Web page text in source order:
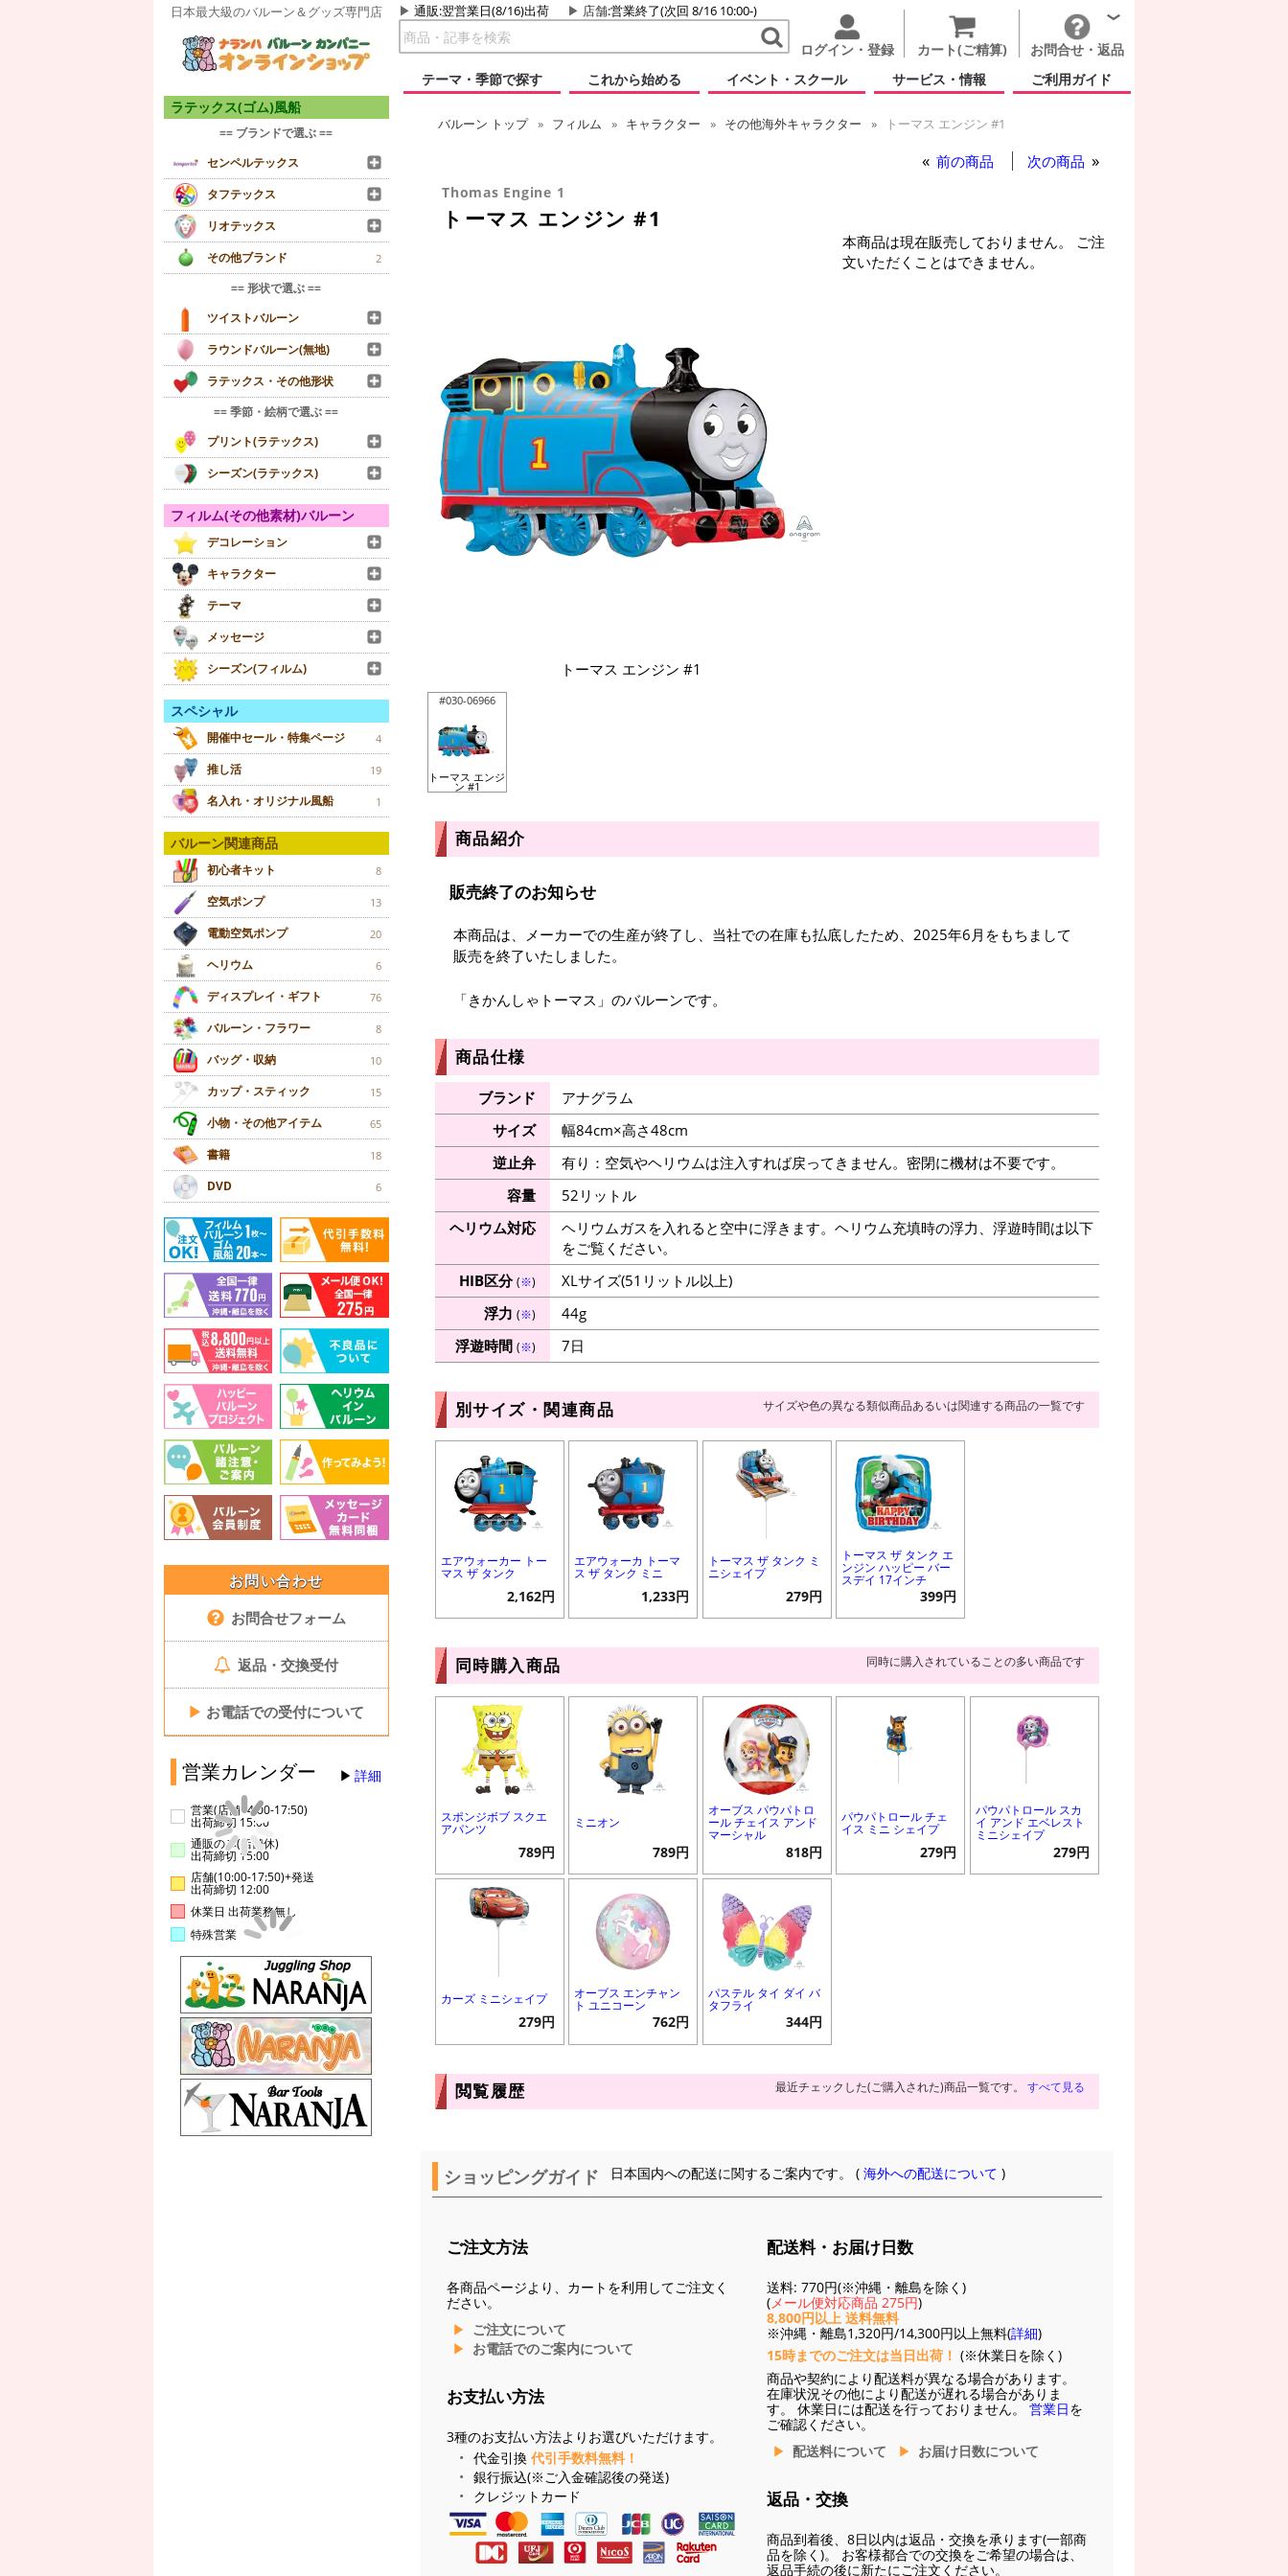
日本最大級のバルーン＆グッズ専門店 通販:翌営業日(8/16)出荷 店舗:営業終了(次回 8/16 10:00-)
ログイン・登録 カート(ご精算)
お問合せ・返品
テーマ・季節で探す
これから始める イベント・スクール サービス・情報 ご利用ガイド
ラテックス(ゴム)風船
== ブランドで選ぶ ==
センペルテックス
タフテックス
リオテックス
その他ブランド
2
== 形状で選ぶ ==
ツイストバルーン
ラウンドバルーン(無地)
ラテックス・その他形状
== 季節・絵柄で選ぶ ==
プリント(ラテックス)
シーズン(ラテックス)
フィルム(その他素材)バルーン
デコレーション
キャラクター
テーマ
メッセージ
シーズン(フィルム)
スペシャル
開催中セール・特集ページ 4
推し活 19
名入れ・オリジナル風船 1
バルーン関連商品
初心者キット 8
空気ポンプ 13
電動空気ポンプ 20
ヘリウム 6
ディスプレイ・ギフト 76
バルーン・フラワー 8
バッグ・収納 10
カップ・スティック 15
小物・その他アイテム 65
書籍 18
DVD 6
お問い合わせ
お問合せフォーム
返品・交換受付
▶ お電話での受付について
営業カレンダー 詳細
営業(店舗14:00-17:50)
出荷締切 15:00
通販のみ(店舗休)
出荷締切 15:00
店舗(10:00-17:50)+発送
出荷締切 12:00
休業日 出荷業務無し
特殊営業
バルーン トップ フィルム キャラクター その他海外キャラクター トーマス エンジン #1
前の商品 次の商品
Thomas Engine 1
トーマス エンジン #1
トーマス エンジン #1
#030-06966
トーマス エンジ
ン #1
本商品は現在販売しておりません。 ご注
文いただくことはできません。
商品紹介
販売終了のお知らせ
本商品は、メーカーでの生産が終了し、当社での在庫も払底したため、2025年6月をもちまして
販売を終了いたしました。
「きかんしゃトーマス」のバルーンです。
商品仕様
ブランド
アナグラム
サイズ
幅84cm×高さ48cm
逆止弁
有り：空気やヘリウムは注入すれば戻ってきません。密閉に機材は不要です。
容量
52リットル
ヘリウム対応
ヘリウムガスを入れると空中に浮きます。ヘリウム充填時の浮力、浮遊時間は以下
をご覧ください。
HIB区分(※)
XLサイズ(51リットル以上)
浮力 (※)
44g
浮遊時間 (※) 7日
別サイズ・関連商品 サイズや色の異なる類似商品あるいは関連する商品の一覧です
エアウォーカー トー
マス ザ タンク
2,162円
エアウォーカ トーマ
ス ザ タンク ミニ
1,233円
トーマス ザ タンク ミ
ニシェイプ
279円
トーマス ザ タンク エ
ンジン ハッピー バー
スデイ 17インチ
399円
同時購入商品 同時に購入されていることの多い商品です
スポンジボブ スクエ
アパンツ
789円
ミニオン
789円
オーブス パウパトロ
ール チェイス アンド
マーシャル
818円
パウパトロール チェ
イス ミニ シェイプ
279円
パウパトロール スカ
イ アンド エベレスト
ミニシェイプ
279円
カーズ ミニシェイプ
279円
オーブス エンチャン
ト ユニコーン
762円
パステル タイ ダイ バ
タフライ
344円
閲覧履歴 最近チェックした(ご購入された)商品一覧です。 すべて見る
ショッピングガイド 日本国内への配送に関するご案内です。 (海外への配送について )
ご注文方法
各商品ページより、カートを利用してご注文く
ださい。
ご注文について
お電話でのご案内について
お支払い方法
3種のお支払い方法よりお選びいただけます。
代金引換 代引手数料無料！
銀行振込(※ご入金確認後の発送)
クレジットカード
配送料・お届け日数
送料: 770円(※沖縄・離島を除く)
( メール便対応商品 275円)
8,800円以上 送料無料
※沖縄・離島1,320円/14,300円以上無料(詳細)
15時までのご注文は当日出荷！ (※休業日を除く)
商品や契約により配送料が異なる場合があります。
在庫状況その他により配送が遅れる場合がありま
す。 休業日には配送を行っておりません。 営業日を
ご確認ください。
配送料について
お届け日数について
返品・交換
商品到着後、8日以内は返品・交換を承ります(一部商
品を除く)。 お客様都合での交換をご希望の場合は、
返品手続の後に新たにご注文ください。